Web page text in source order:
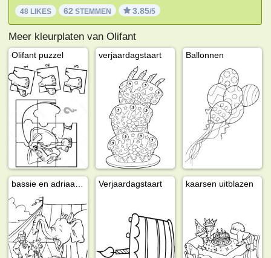
48 LIKES 62 STEMMEN 3.85/5
Meer kleurplaten van Olifant
Olifant puzzel verjaardagstaart Ballonnen
Verjaardagstaart kaarsen uitblazen